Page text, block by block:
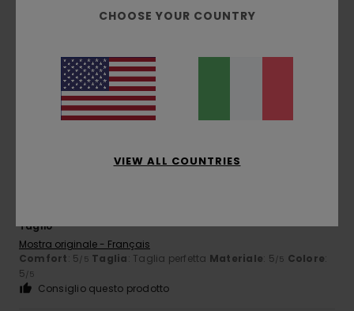
Taglia troppo grande
Mostra originale - Français
Taglia: Troppo grande
Taglio
Mostra originale - Français
Comfort: 5/5 Taglia: Taglia perfetta Materiale: 5/5 Colore:
5/5
Consiglio questo prodotto
CHOOSE YOUR COUNTRY
VIEW ALL COUNTRIES